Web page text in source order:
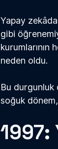
Yapay zekâ
gibi
kurumlarının
neden oldu.
Bu
soğuk
1997: